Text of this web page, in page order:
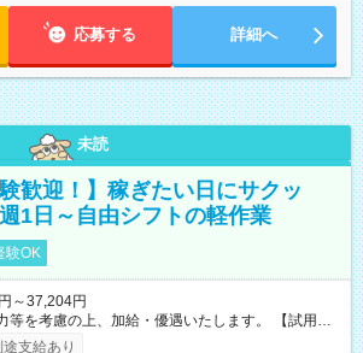
応募する 詳細へ
未読
歓迎！】稼ぎたい日にサクッ
1日～自由シフトの軽作業
験OK
～37,204円
を考慮の上、加給・優遇いたします。 【試用期
なし
支給あり